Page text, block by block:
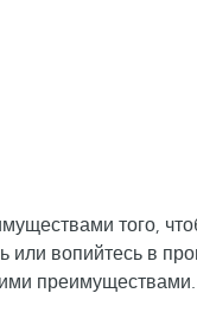
того,
или вопийтесь в
преимуществами.